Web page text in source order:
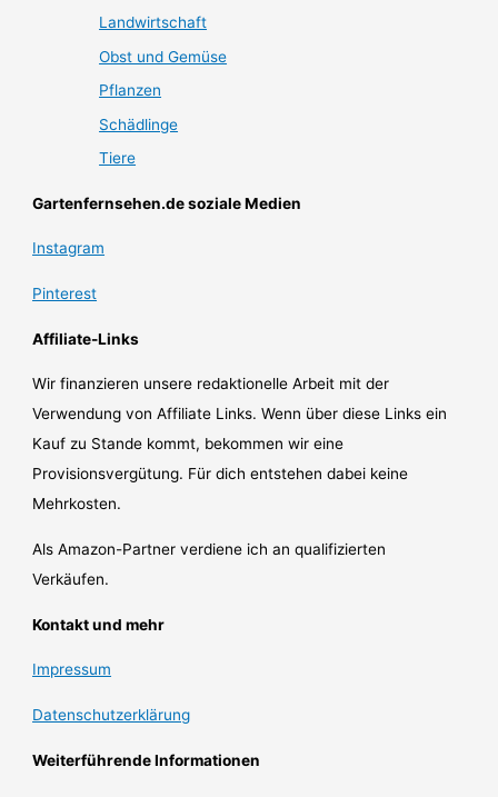
Landwirtschaft
Obst und Gemüse
Pflanzen
Schädlinge
Tiere
Gartenfernsehen.de soziale Medien
Instagram
Pinterest
Affiliate-Links
Wir finanzieren unsere redaktionelle Arbeit mit der
Verwendung von Affiliate Links. Wenn über diese Links ein
Kauf zu Stande kommt, bekommen wir eine
Provisionsvergütung. Für dich entstehen dabei keine
Mehrkosten.
Als Amazon-Partner verdiene ich an qualifizierten
Verkäufen.
Kontakt und mehr
Impressum
Datenschutzerklärung
Weiterführende Informationen